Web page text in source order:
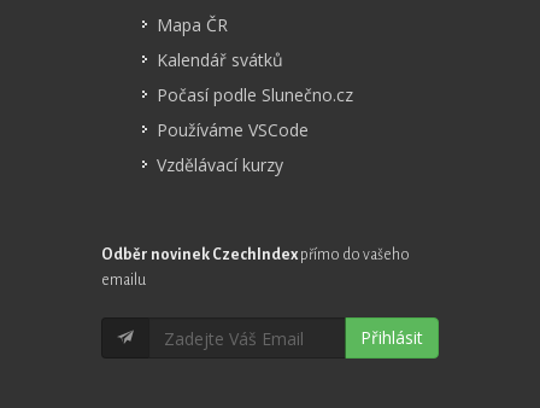
Mapa ČR
Kalendář svátků
Počasí podle Slunečno.cz
Používáme VSCode
Vzdělávací kurzy
Odběr novinek CzechIndex přímo do vašeho
emailu
Přihlásit